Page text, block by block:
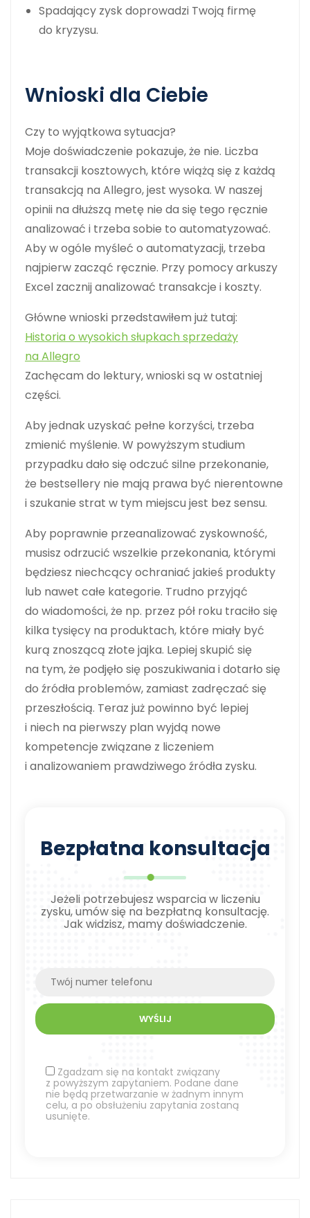
Spadający zysk doprowadzi Twoją firmę
do kryzysu.
Wnioski dla Ciebie
Czy to wyjątkowa sytuacja?
Moje doświadczenie pokazuje, że nie. Liczba
transakcji kosztowych, które wiążą się z każdą
transakcją na Allegro, jest wysoka. W naszej
opinii na dłuższą metę nie da się tego ręcznie
analizować i trzeba sobie to automatyzować.
Aby w ogóle myśleć o automatyzacji, trzeba
najpierw zacząć ręcznie. Przy pomocy arkuszy
Excel zacznij analizować transakcje i koszty.
Główne wnioski przedstawiłem już tutaj:
Historia o wysokich słupkach sprzedaży
na Allegro
Zachęcam do lektury, wnioski są w ostatniej
części.
Aby jednak uzyskać pełne korzyści, trzeba
zmienić myślenie. W powyższym studium
przypadku dało się odczuć silne przekonanie,
że bestsellery nie mają prawa być nierentowne
i szukanie strat w tym miejscu jest bez sensu.
Aby poprawnie przeanalizować zyskowność,
musisz odrzucić wszelkie przekonania, którymi
będziesz niechcący ochraniać jakieś produkty
lub nawet całe kategorie. Trudno przyjąć
do wiadomości, że np. przez pół roku traciło się
kilka tysięcy na produktach, które miały być
kurą znoszącą złote jajka. Lepiej skupić się
na tym, że podjęło się poszukiwania i dotarło się
do źródła problemów, zamiast zadręczać się
przeszłością. Teraz już powinno być lepiej
i niech na pierwszy plan wyjdą nowe
kompetencje związane z liczeniem
i analizowaniem prawdziwego źródła zysku.
Bezpłatna konsultacja
Jeżeli potrzebujesz wsparcia w liczeniu
zysku, umów się na bezpłatną konsultację.
Jak widzisz, mamy doświadczenie.
Zgadzam się na kontakt związany
z powyższym zapytaniem. Podane dane
nie będą przetwarzanie w żadnym innym
celu, a po obsłużeniu zapytania zostaną
usunięte.